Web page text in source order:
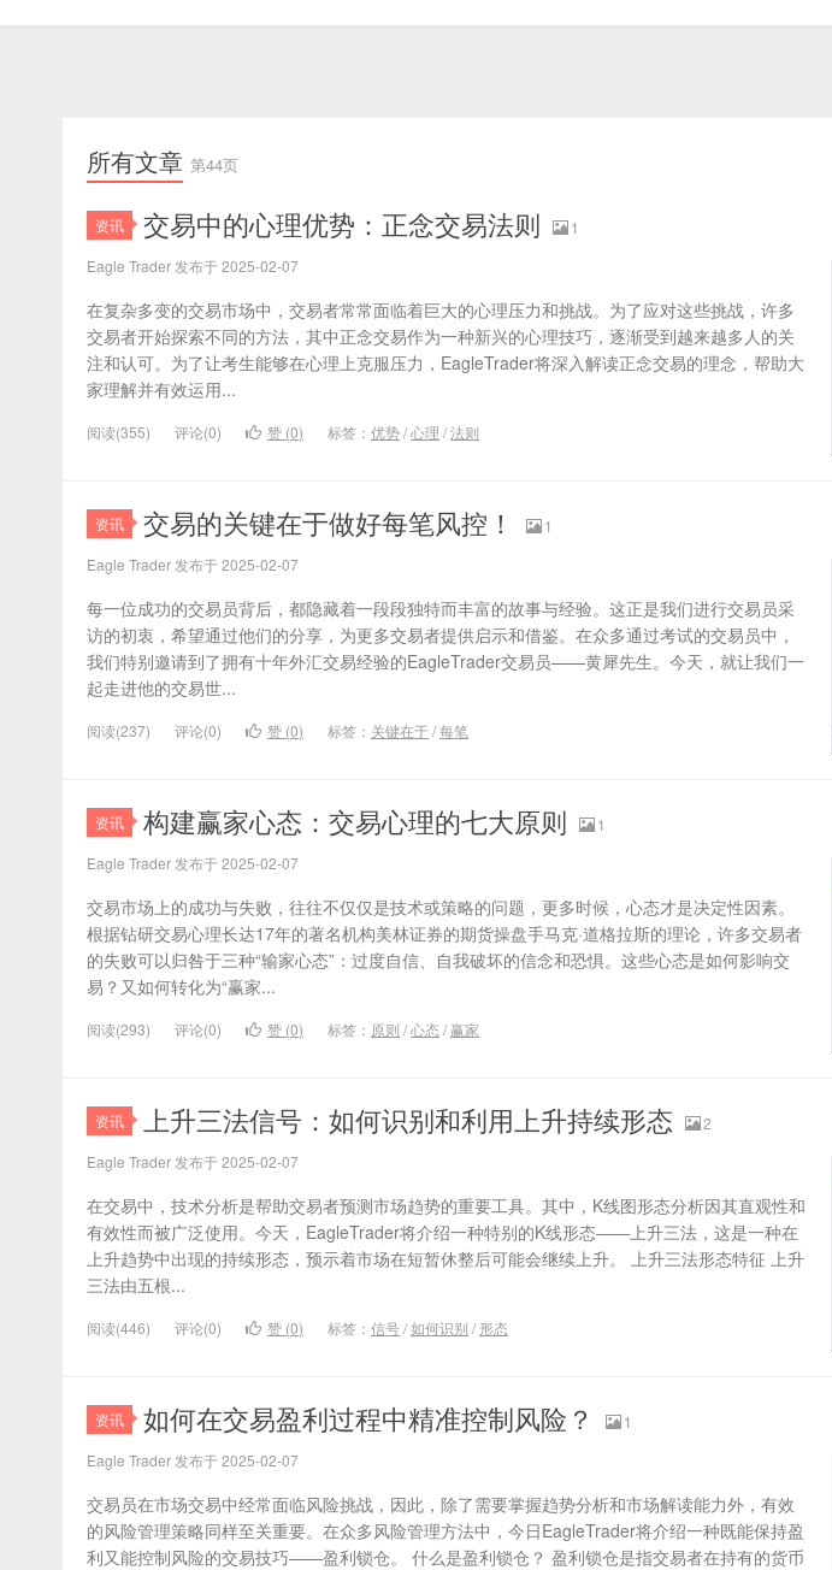
所有文章 第44页
资讯 交易中的心理优势：正念交易法则
1
Eagle Trader 发布于 2025-02-07
在复杂多变的交易市场中，交易者常常面临着巨大的心理压力和挑战。为了应对这些挑战，许多
交易者开始探索不同的方法，其中正念交易作为一种新兴的心理技巧，逐渐受到越来越多人的关
注和认可。为了让考生能够在心理上克服压力，EagleTrader将深入解读正念交易的理念，帮助大
家理解并有效运用...
阅读(355) 评论(0) 赞 (0) 标签： 优势/心理 /法则
资讯 交易的关键在于做好每笔风控！
1
Eagle Trader 发布于 2025-02-07
每一位成功的交易员背后，都隐藏着一段段独特而丰富的故事与经验。这正是我们进行交易员采
访的初衷，希望通过他们的分享，为更多交易者提供启示和借鉴。在众多通过考试的交易员中，
我们特别邀请到了拥有十年外汇交易经验的EagleTrader交易员——黄犀先生。今天，就让我们一
起走进他的交易世...
阅读(237) 评论(0) 赞 (0) 标签： 关键在于/每笔
资讯 ​构建赢家心态：交易心理的七大原则
1
Eagle Trader 发布于 2025-02-07
交易市场上的成功与失败，往往不仅仅是技术或策略的问题，更多时候，心态才是决定性因素。
根据钻研交易心理长达17年的著名机构美林证券的期货操盘手马克·道格拉斯的理论，许多交易者
的失败可以归咎于三种“输家心态”：过度自信、自我破坏的信念和恐惧。这些心态是如何影响交
易？又如何转化为“赢家...
阅读(293) 评论(0) 赞 (0) 标签： 原则 /心态 / 赢家
资讯 上升三法信号：如何识别和利用上升持续形态
2
Eagle Trader 发布于 2025-02-07
在交易中，技术分析是帮助交易者预测市场趋势的重要工具。其中，K线图形态分析因其直观性和
有效性而被广泛使用。今天，EagleTrader将介绍一种特别的K线形态——上升三法，这是一种在
上升趋势中出现的持续形态，预示着市场在短暂休整后可能会继续上升。 上升三法形态特征 上升
三法由五根...
阅读(446) 评论(0) 赞 (0) 标签： 信号/如何识别 / 形态
资讯 如何在交易盈利过程中精准控制风险？
1
Eagle Trader 发布于 2025-02-07
交易员在市场交易中经常面临风险挑战，因此，除了需要掌握趋势分析和市场解读能力外，有效
的风险管理策略同样至关重要。在众多风险管理方法中，今日EagleTrader将介绍一种既能保持盈
利又能控制风险的交易技巧——盈利锁仓。 什么是盈利锁仓？ 盈利锁仓是指交易者在持有的货币